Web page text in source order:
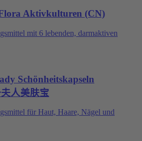
Aktivkulturen (CN)
mit 6 lebenden, darmaktiven
Schönheitskapseln
人美肤宝
für Haut, Haare, Nägel und